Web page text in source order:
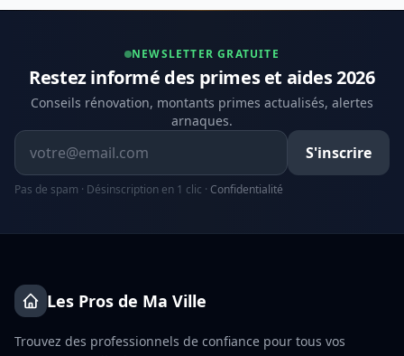
NEWSLETTER GRATUITE
Restez informé des primes et aides 2026
Conseils rénovation, montants primes actualisés, alertes
arnaques.
Adresse email
S'inscrire
Pas de spam · Désinscription en 1 clic · Confidentialité
Les Pros de Ma Ville
Trouvez des professionnels de confiance pour tous vos